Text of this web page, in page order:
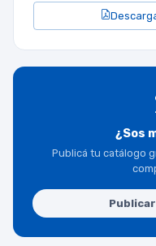
¿Sos
Publicá tu catálogo